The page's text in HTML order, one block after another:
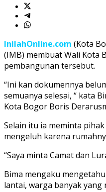
InilahOnline.com (Kota
(IMB) membuat Wali Kota
pembangunan tersebut.
“Ini kan dokumennya
semuanya selesai, “ kata
Kota Bogor Boris
Selain itu ia meminta
mengeluh karena
“Saya minta Camat dan
Bima mengaku
lantai, warga banyak yang